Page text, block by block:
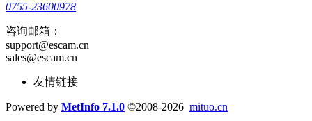
0755-23600978
咨询邮箱：
support@escam.cn
sales@escam.cn
友情链接
Powered by MetInfo 7.1.0 ©2008-2026 mituo.cn